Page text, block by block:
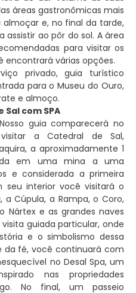
áreas gastronômicas mais
e, no final da tarde,
assistir ao pôr do sol. A área
para visitar os
encontrará várias opções.
privado, guia turístico
para o Museu do Ouro,
e almoço.
com SPA
guia comparecerá no
a Catedral de Sal,
a aproximadamente 1
em uma mina a uma
e considerada a primeira
seu interior você visitará o
a Cúpula, a Rampa, o Coro,
Nártex e as grandes naves
guiada particular, onde
e o simbolismo dessa
da fé, você continuará com
no Desal Spa, um
nas propriedades
No final, um passeio